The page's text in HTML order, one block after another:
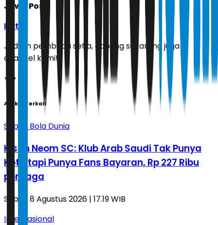
Jawa Pos
Ikuti
Jadilah pembaca setia, gabung sekarang juga di
channel kami!
Artikel Terkait
Sepak Bola Dunia
Kisah Neom SC: Klub Arab Saudi Tak Punya
Kota tapi Punya Fans Bayaran, Rp 227 Ribu
per Laga
Sabtu, 8 Agustus 2026 | 17.19 WIB
Internasional